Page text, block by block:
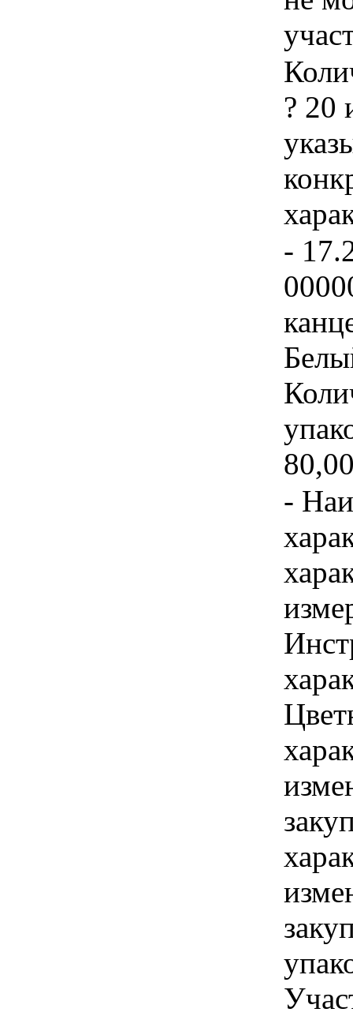
? 20
-
-